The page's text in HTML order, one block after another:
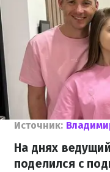
Источник:
На днях
поделился с